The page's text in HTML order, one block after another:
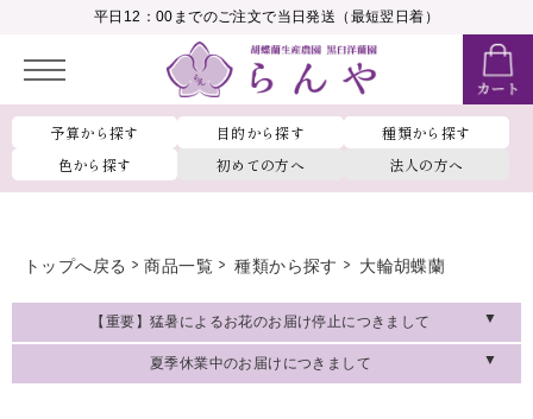
平日12：00までのご注文で当日発送（最短翌日着）
予算から探す 目的から探す
種類から探す
色から探す
初めての方へ 法人の方へ
会員ランク：__MEMBER_RANK_NAME__
トップへ戻る 商品一覧 種類から探す 大輪胡蝶蘭
【重要】猛暑によるお花のお届け停止につきまして
夏季休業中のお届けにつきまして